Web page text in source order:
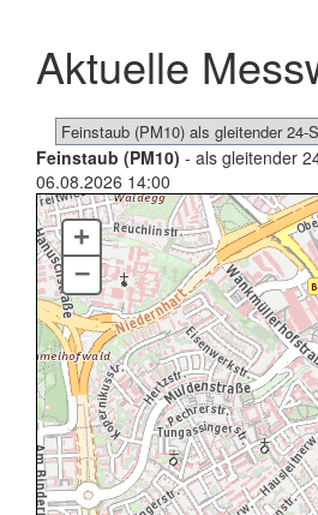
Aktuelle
Feinstaub (PM10) - als gleitender
06.08.2026 14:00
+
–